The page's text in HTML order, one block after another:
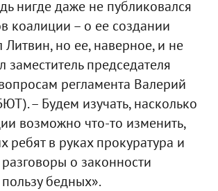
нигде даже не публиковался
коалиции – о ее создании
Литвин, но ее, наверное, и не
заместитель председателя
регламента Валерий
– Будем изучать, насколько
возможно что-то изменить,
ребят в руках прокуратура и
о законности
бедных».